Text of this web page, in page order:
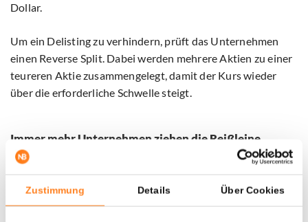
Zustimmung Details Über Cookies
Dollar.
Um ein Delisting zu verhindern, prüft das Unternehmen
einen Reverse Split. Dabei werden mehrere Aktien zu einer
teureren Aktie zusammengelegt, damit der Kurs wieder
über die erforderliche Schwelle steigt.
Immer mehr Unternehmen ziehen die Reißleine
K Wave ist längst nicht das einzige Unternehmen, das seine
digitalen Coins verkauft. Der Chiphersteller Sequans